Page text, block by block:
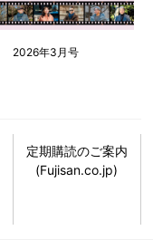
2026年3月号
定期購読のご案内
(Fujisan.co.jp)